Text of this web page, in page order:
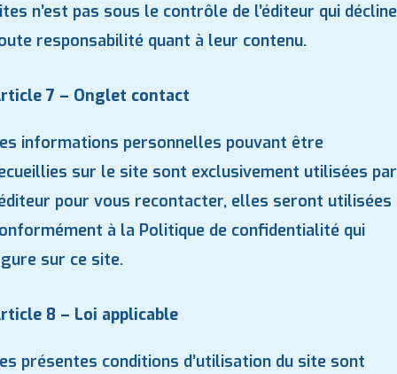
n’est pas sous le contrôle de l’éditeur qui décline
responsabilité quant à leur contenu.
7 – Onglet contact
informations personnelles pouvant être
sur le site sont exclusivement utilisées par
pour vous recontacter, elles seront utilisées
à la Politique de confidentialité qui
sur ce site.
8 – Loi applicable
présentes conditions d’utilisation du site sont